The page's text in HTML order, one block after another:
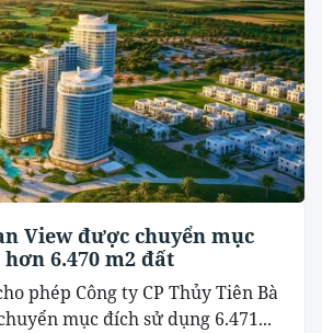
View được chuyển mục
6.470 m2 đất
phép Công ty CP Thủy Tiên Bà
mục đích sử dụng 6.471...